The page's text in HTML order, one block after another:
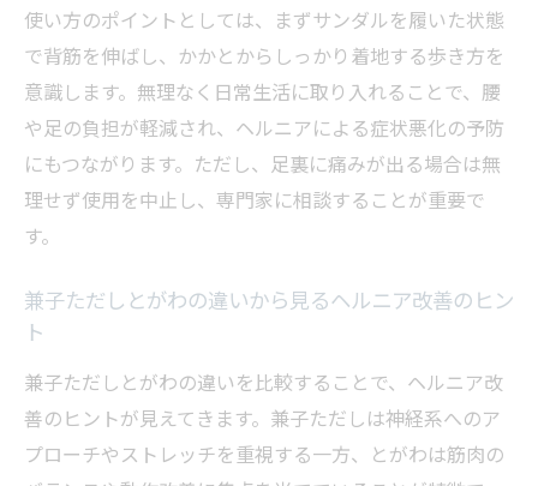
症状悪化を防ぐための正しいストレッチ選
び方
足のしびれ軽減に役立つ兼子ただしのケアポイ
ントとは
兼子ただしのストレッチが足のしびれに効
策
順
兼子ただしサンダル使い方で日常負担を減
らす方法
使い方のポイントとしては、まずサンダルを履いた状態
で背筋を伸ばし、かかとからしっかり着地する歩き方を
意識します。無理なく日常生活に取り入れることで、腰
や足の負担が軽減され、ヘルニアによる症状悪化の予防
にもつながります。ただし、足裏に痛みが出る場合は無
理せず使用を中止し、専門家に相談することが重要で
す。
兼子ただしとがわの違いから見るヘルニア改善のヒン
ト
兼子ただしとがわの違いを比較することで、ヘルニア改
善のヒントが見えてきます。兼子ただしは神経系へのア
プローチやストレッチを重視する一方、とがわは筋肉の